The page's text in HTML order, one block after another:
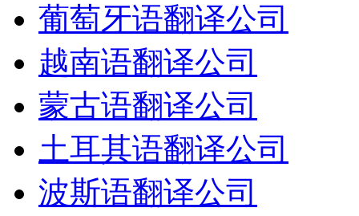
葡萄牙语翻译公司
越南语翻译公司
蒙古语翻译公司
土耳其语翻译公司
波斯语翻译公司